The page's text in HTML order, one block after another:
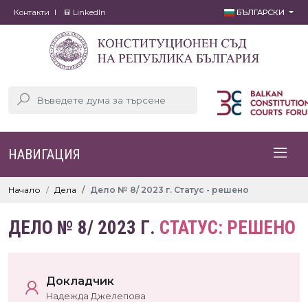
Контакти LinkedIn БЪЛГАРСКИ
НАВИГАЦИЯ
Начало Дела Дело № 8/ 2023 г. Статус - решено
ДЕЛО № 8/ 2023 Г. СТАТУС: РЕШЕНО
Докладчик
Надежда Джелепова